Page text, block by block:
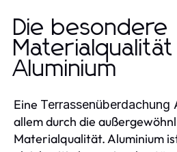
Die besondere
Aluminium
Eine Terrassenüberdachung
allem durch die
Materialqualität. Aluminium